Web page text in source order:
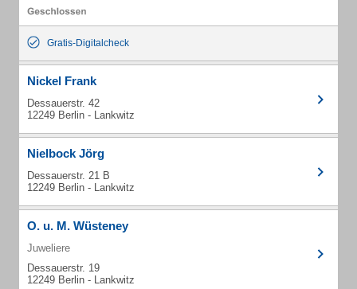
Gratis-Digitalcheck
Nickel Frank
Dessauerstr. 42
12249 Berlin - Lankwitz
Nielbock Jörg
Dessauerstr. 21 B
12249 Berlin - Lankwitz
O. u. M. Wüsteney
Juweliere
Dessauerstr. 19
12249 Berlin - Lankwitz